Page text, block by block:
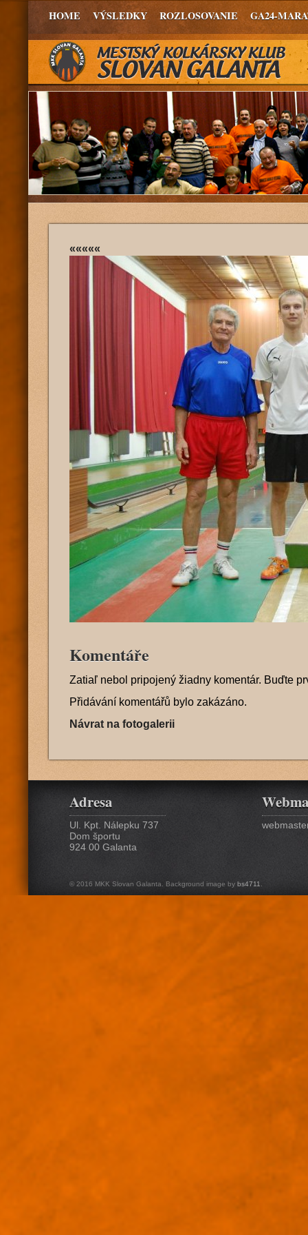
HOME VÝSLEDKY ROZLOSOVANIE GA24-
«««««
Komentáře
Zatiaľ nebol pripojený žiadny komentár. Buďte
Přidávání komentářů bylo zakázáno.
Návrat na fotogalerii
Adresa
Ul. Kpt. Nálepku 737
Dom športu
924 00 Galanta
© 2016 MKK Slovan Galanta. Background image by bs4711